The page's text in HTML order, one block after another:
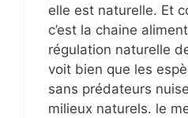
elle est naturelle. Et
c’est la chaine
régulation naturelle
voit bien que les
sans prédateurs
milieux naturels. le